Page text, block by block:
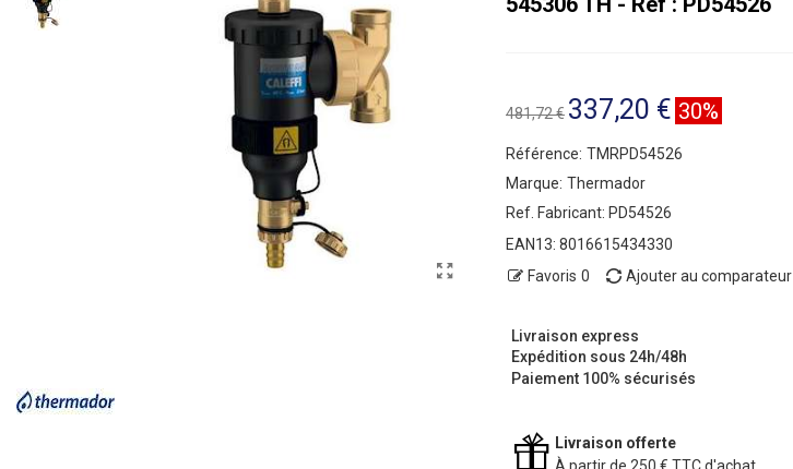
481,72 € 337,20 € 30%
Référence: TMRPD54526
Marque: Thermador
Ref. Fabricant: PD54526
EAN13: 8016615434330
Favoris 0 Ajouter au comparateur
Livraison express
Expédition sous 24h/48h
Paiement 100% sécurisés
Livraison offerte